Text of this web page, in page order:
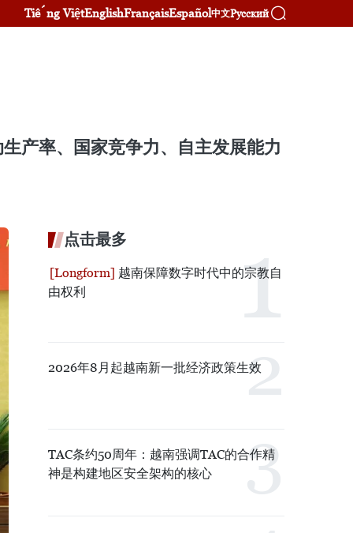
Tiếng ViệtEnglishFrançaisEspañol中文Русский
产率、国家竞争力、自主发展能力
点击最多
越南保障数字时代中的宗教自
由权利
2026年8月起越南新一批经济政策生效
TAC条约50周年：越南强调TAC的合作精
神是构建地区安全架构的核心